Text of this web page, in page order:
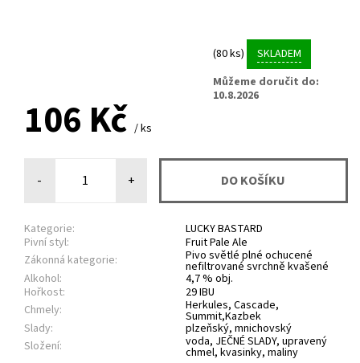
(80 ks)
SKLADEM
Můžeme doručit do:
10.8.2026
106 Kč / ks
- +
Kategorie:
LUCKY BASTARD
Pivní styl:
Fruit Pale Ale
Zákonná kategorie:
Pivo světlé plné ochucené
nefiltrované svrchně kvašené
Alkohol:
4,7 % obj.
Hořkost:
29 IBU
Chmely:
Herkules, Cascade,
Summit,Kazbek
Slady:
plzeňský, mnichovský
Složení:
voda, JEČNÉ SLADY, upravený
chmel, kvasinky, maliny